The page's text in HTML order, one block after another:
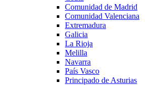
Comunidad de Madrid
Comunidad Valenciana
Extremadura
Galicia
La Rioja
Melilla
Navarra
País Vasco
Principado de Asturias